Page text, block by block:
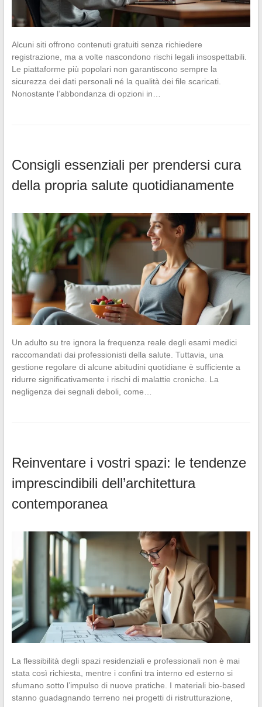
Alcuni siti offrono contenuti gratuiti senza richiedere
registrazione, ma a volte nascondono rischi legali insospettabili.
Le piattaforme più popolari non garantiscono sempre la
sicurezza dei dati personali né la qualità dei file scaricati.
Nonostante l’abbondanza di opzioni in…
Consigli essenziali per prendersi cura
della propria salute quotidianamente
Un adulto su tre ignora la frequenza reale degli esami medici
raccomandati dai professionisti della salute. Tuttavia, una
gestione regolare di alcune abitudini quotidiane è sufficiente a
ridurre significativamente i rischi di malattie croniche. La
negligenza dei segnali deboli, come…
Reinventare i vostri spazi: le tendenze
imprescindibili dell’architettura
contemporanea
La flessibilità degli spazi residenziali e professionali non è mai
stata così richiesta, mentre i confini tra interno ed esterno si
sfumano sotto l’impulso di nuove pratiche. I materiali bio-based
stanno guadagnando terreno nei progetti di ristrutturazione,